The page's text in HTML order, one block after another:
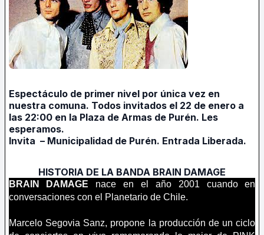
Espectáculo de primer nivel por única vez en
nuestra comuna. Todos invitados el 22 de enero a
las 22:00 en la Plaza de Armas de Purén. Les
esperamos.
Invita – Municipalidad de Purén. Entrada Liberada.
HISTORIA DE LA BANDA BRAIN DAMAGE
BRAIN DAMAGE nace en el año 2001 cuando en
conversaciones con el Planetario de Chile.
Marcelo Segovia Sanz, propone la producción de un ciclo